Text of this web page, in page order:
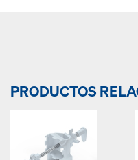
PRODUCTOS